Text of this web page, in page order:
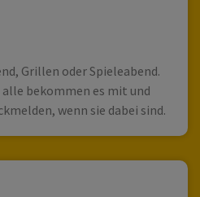
Grillen oder Spieleabend.
bekommen es mit und
wenn sie dabei sind.